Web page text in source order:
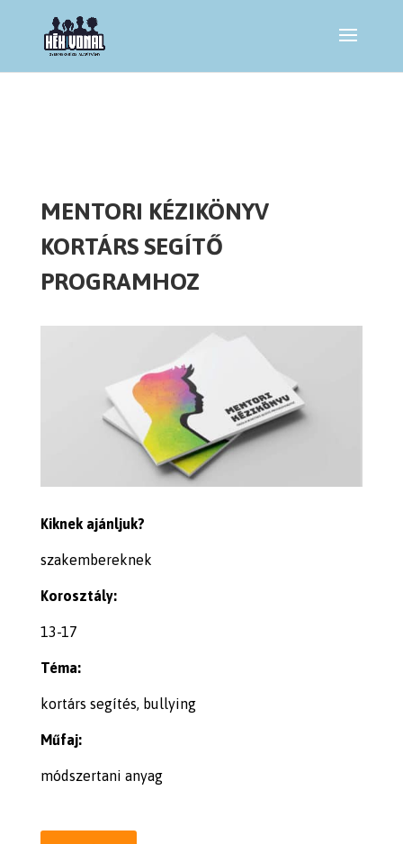
MENTORI KÉZIKÖNYV
KORTÁRS SEGÍTŐ
PROGRAMHOZ
Kiknek ajánljuk?
szakembereknek
Korosztály:
13-17
Téma:
kortárs segítés, bullying
Műfaj:
módszertani anyag